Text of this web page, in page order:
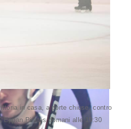
in casa, a porte chiuse, contro
Eppan Pirates domani alle 19:30